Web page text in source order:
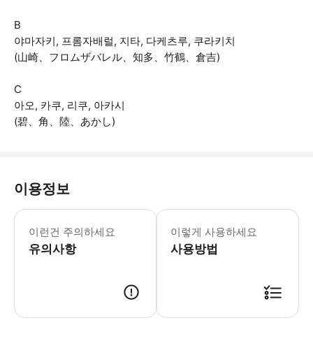
B
야마자키, 프롬자배럴, 지타, 다케츠루, 쿠라키치
(山崎、フロムザバレル、知多、竹鶴、倉吉)
C
아오, 카쿠, 리쿠, 아카시
(碧、角、陸、あかし)
이용정보
이런건 주의하세요
유의사항
·토한 경우는 청소 대금으로 15000엔
이렇게 사용하세요
사용방법